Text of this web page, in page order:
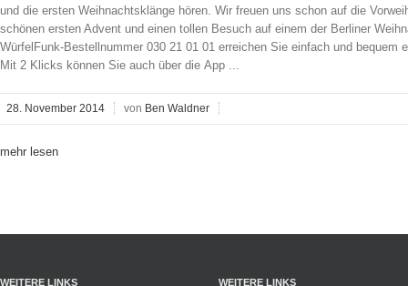
und die ersten Weihnachtsklänge hören. Wir freuen uns schon auf die
schönen ersten Advent und einen tollen Besuch auf einem der Berliner
WürfelFunk-Bestellnummer 030 21 01 01 erreichen Sie einfach und bequem
Mit 2 Klicks können Sie auch über die App ...
28. November 2014 von Ben Waldner
mehr lesen
WEITERE LINKS WEITERE LINKS